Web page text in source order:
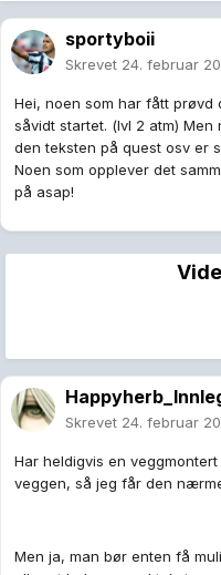
sportyboii
Skrevet 24. februar
Hei, noen som har fått prøvd
såvidt startet. (lvl 2 atm)
den teksten på quest osv er
Noen som opplever det
på asap!
Skrevet 24. februar
Har heldigvis en
veggen, så jeg får den
Men ja, man bør enten få